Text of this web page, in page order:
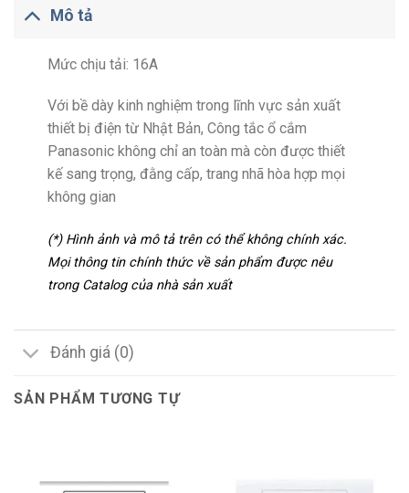
Mô tả
Mức chịu tải: 16A
Với bề dày kinh nghiệm trong lĩnh vực sản xuất
thiết bị điện từ Nhật Bản, Công tắc ổ cắm
Panasonic không chỉ an toàn mà còn được thiết
kế sang trọng, đằng cấp, trang nhã hòa hợp mọi
không gian
(*) Hình ảnh và mô tả trên có thể không chính xác.
Mọi thông tin chính thức về sản phẩm được nêu
trong Catalog của nhà sản xuất
Đánh giá (0)
SẢN PHẨM TƯƠNG TỰ